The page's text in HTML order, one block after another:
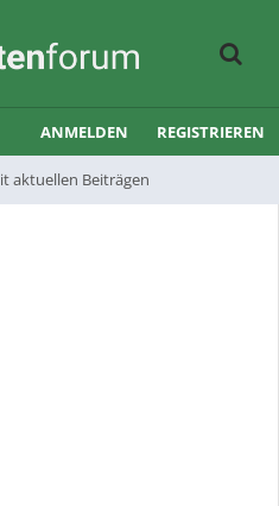
aktuellen Beiträgen
ANMELDEN REGISTRIEREN